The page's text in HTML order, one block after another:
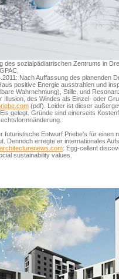
des sozialpädiatrischen Zentrums in
Nach Auffassung des planenden
positive Energie ausstrahlen und
Wahrnehmung), Stille, und
Illusion, des Windes als Einzel- oder
(pdf). Leider ist dieser
gelegt. Gründe sind einerseits
futuristische Entwurf Priebe's für einen
Dennoch erregte er internationales
: Egg-cellent
sustainability values.